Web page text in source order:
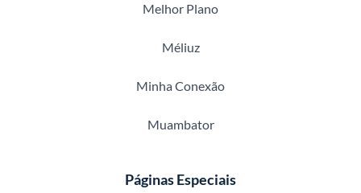
Melhor Plano
Méliuz
Minha Conexão
Muambator
Páginas Especiais